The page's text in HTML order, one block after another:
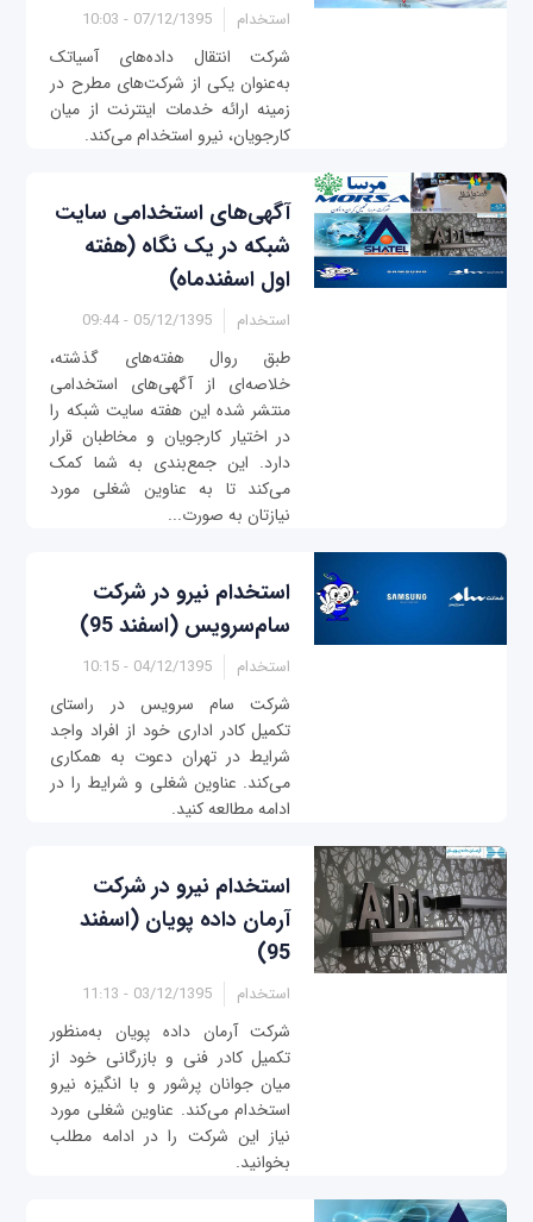
استخدام 07/12/1395 - 10:03
شرکت انتقال داده‌های آسیاتک
به‌عنوان یکی از شرکت‌های مطرح در
زمینه ارائه خدمات اینترنت از میان
کارجویان، نیرو استخدام می‌کند.
آگهی‌های استخدامی سایت
شبکه در یک نگاه (هفته
اول اسفندماه)
استخدام 05/12/1395 - 09:44
طبق روال هفته‌های گذشته،
خلاصه‌ای از آگهی‌های استخدامی
منتشر شده این هفته سایت شبکه را
در اختیار کارجویان و مخاطبان قرار
دارد. این جمع‌بندی به شما کمک
می‌کند تا به عناوین شغلی مورد
نیازتان به صورت...
استخدام نیرو در شرکت
سام‌سرویس (اسفند 95)
استخدام 04/12/1395 - 10:15
شرکت سام سرویس در راستای
تکمیل کادر اداری خود از افراد واجد
شرایط در تهران دعوت به همکاری
می‌کند. عناوین شغلی و شرایط را در
ادامه مطالعه کنید.
استخدام نیرو در شرکت
آرمان داده پویان (اسفند
95)
استخدام 03/12/1395 - 11:13
شرکت آرمان داده پویان به‌منظور
تکمیل کادر فنی و بازرگانی خود از
میان جوانان پرشور و با انگیزه نیرو
استخدام می‌کند. عناوین شغلی مورد
نیاز این شرکت را در ادامه مطلب
بخوانید.